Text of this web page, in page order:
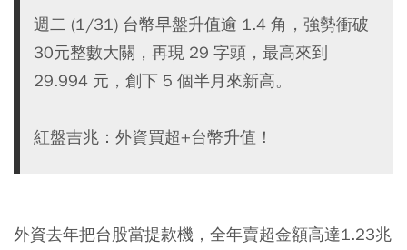
週二 (1/31) 台幣早盤升值逾 1.4 角，強勢衝破
30元整數大關，再現 29 字頭，最高來到
29.994 元，創下 5 個半月來新高。
紅盤吉兆：外資買超+台幣升值！
外資去年把台股當提款機，全年賣超金額高達1.23兆